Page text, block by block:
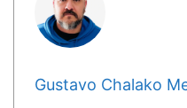
Gustavo Chalako